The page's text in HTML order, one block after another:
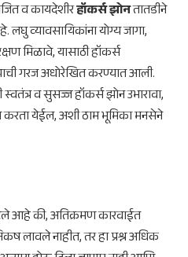
व कायदेशीरहॉकर्स झोनतातडीने
व्यावसायिकांना योग्य जागा,
मिळावे, यासाठी हॉकर्स
गरज अधोरेखित करण्यात आली.
व सुसज्ज हॉकर्स झोन उभारावा,
येईल, अशी ठाम भूमिका मनसेने
आहे की, अतिक्रमण कारवाईत
लावले नाहीत, तर हा प्रश्न अधिक